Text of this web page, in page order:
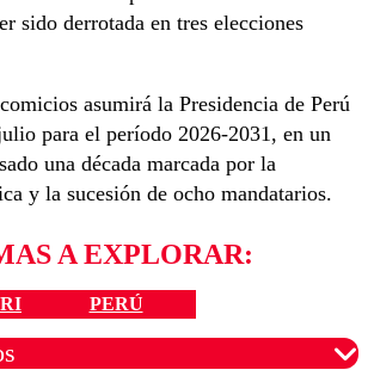
sido derrotada en tres elecciones
asumirá la Presidencia de Perú
para el período 2026-2031, en un
una década marcada por la
y la sucesión de ocho mandatarios.
A EXPLORAR:
PERÚ